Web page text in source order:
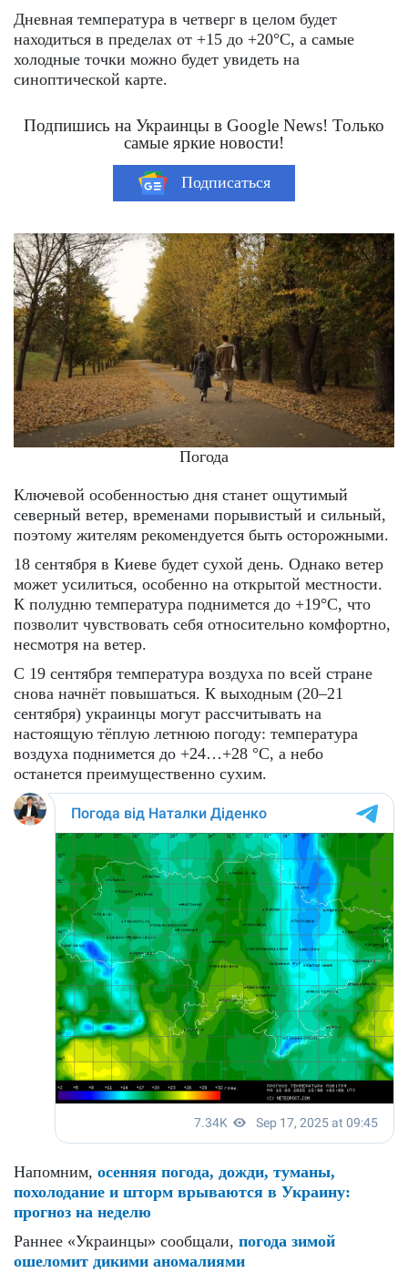
Дневная температура в четверг в целом будет
находиться в пределах от +15 до +20°C, а самые
холодные точки можно будет увидеть на
синоптической карте.
Подпишись на Украинцы в Google News! Только
самые яркие новости!
Подписаться
Погода
Ключевой особенностью дня станет ощутимый
северный ветер, временами порывистый и сильный,
поэтому жителям рекомендуется быть осторожными.
18 сентября в Киеве будет сухой день. Однако ветер
может усилиться, особенно на открытой местности.
К полудню температура поднимется до +19°C, что
позволит чувствовать себя относительно комфортно,
несмотря на ветер.
С 19 сентября температура воздуха по всей стране
снова начнёт повышаться. К выходным (20–21
сентября) украинцы могут рассчитывать на
настоящую тёплую летнюю погоду: температура
воздуха поднимется до +24…+28 °C, а небо
останется преимущественно сухим.
Напомним, осенняя погода, дожди, туманы,
похолодание и шторм врываются в Украину:
прогноз на неделю
Раннее «Украинцы» сообщали, погода зимой
ошеломит дикими аномалиями